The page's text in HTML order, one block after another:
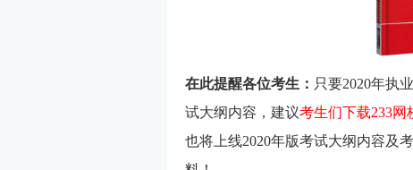
在此提醒各位考生： 只要2020年执
试大纲内容，建议考生们下载233网
也将上线2020年版考试大纲内容及